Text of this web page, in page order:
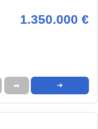
1.350.000 €
➦ ➜